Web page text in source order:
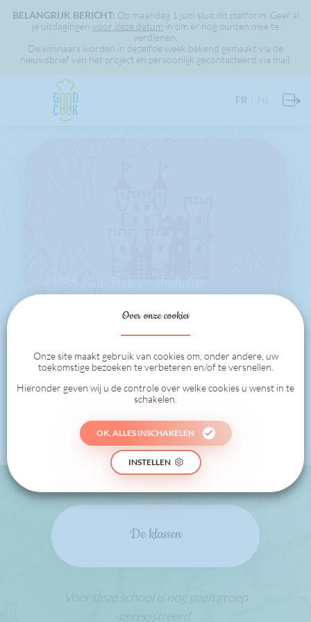
BELANGRIJK BERICHT: Op maandag 1 juni sluit dit platform. Geef al
je uitdagingen voor deze datum in om er nog punten mee te
verdienen.
De winnaars worden in dezelfde week bekend gemaakt via de
nieuwsbrief van het project en persoonlijk gecontacteerd via mail.
FR
0
De klassen
Voor deze school is nog geen groep
geregistreerd.
Over onze cookies
Onze site maakt gebruik van cookies om, onder andere, uw
toekomstige bezoeken te verbeteren en/of te versnellen.
Hieronder geven wij u de controle over welke cookies u wenst in te
schakelen.
OK, ALLES INSCHAKELEN
INSTELLEN